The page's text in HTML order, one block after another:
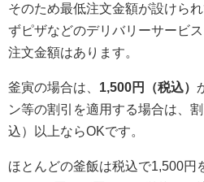
そのため最低注文金額が設けら
ずピザなどのデリバリーサービ
注文金額はあります。
釜寅の場合は、 1,500円（税込）
ン等の割引を適用する場合は、
込）以上ならOKです。
ほとんどの釜飯は税込で1,500円